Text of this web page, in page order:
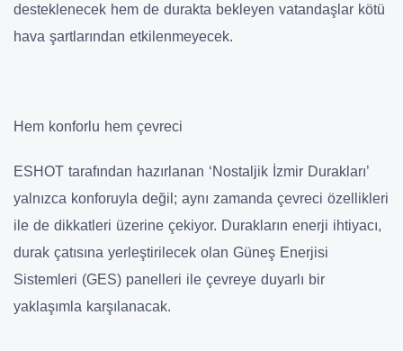
desteklenecek hem de durakta bekleyen vatandaşlar kötü
hava şartlarından etkilenmeyecek.
Hem konforlu hem çevreci
ESHOT tarafından hazırlanan ‘Nostaljik İzmir Durakları’
yalnızca konforuyla değil; aynı zamanda çevreci özellikleri
ile de dikkatleri üzerine çekiyor. Durakların enerji ihtiyacı,
durak çatısına yerleştirilecek olan Güneş Enerjisi
Sistemleri (GES) panelleri ile çevreye duyarlı bir
yaklaşımla karşılanacak.